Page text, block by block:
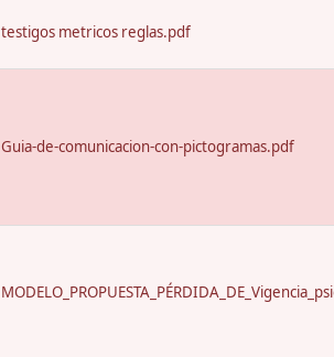
testigos metricos reglas.pdf
Guia-de-comunicacion-con-pictogramas.pdf